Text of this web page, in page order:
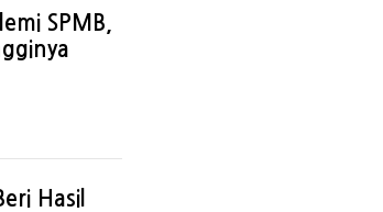
SPMB,
Hasil